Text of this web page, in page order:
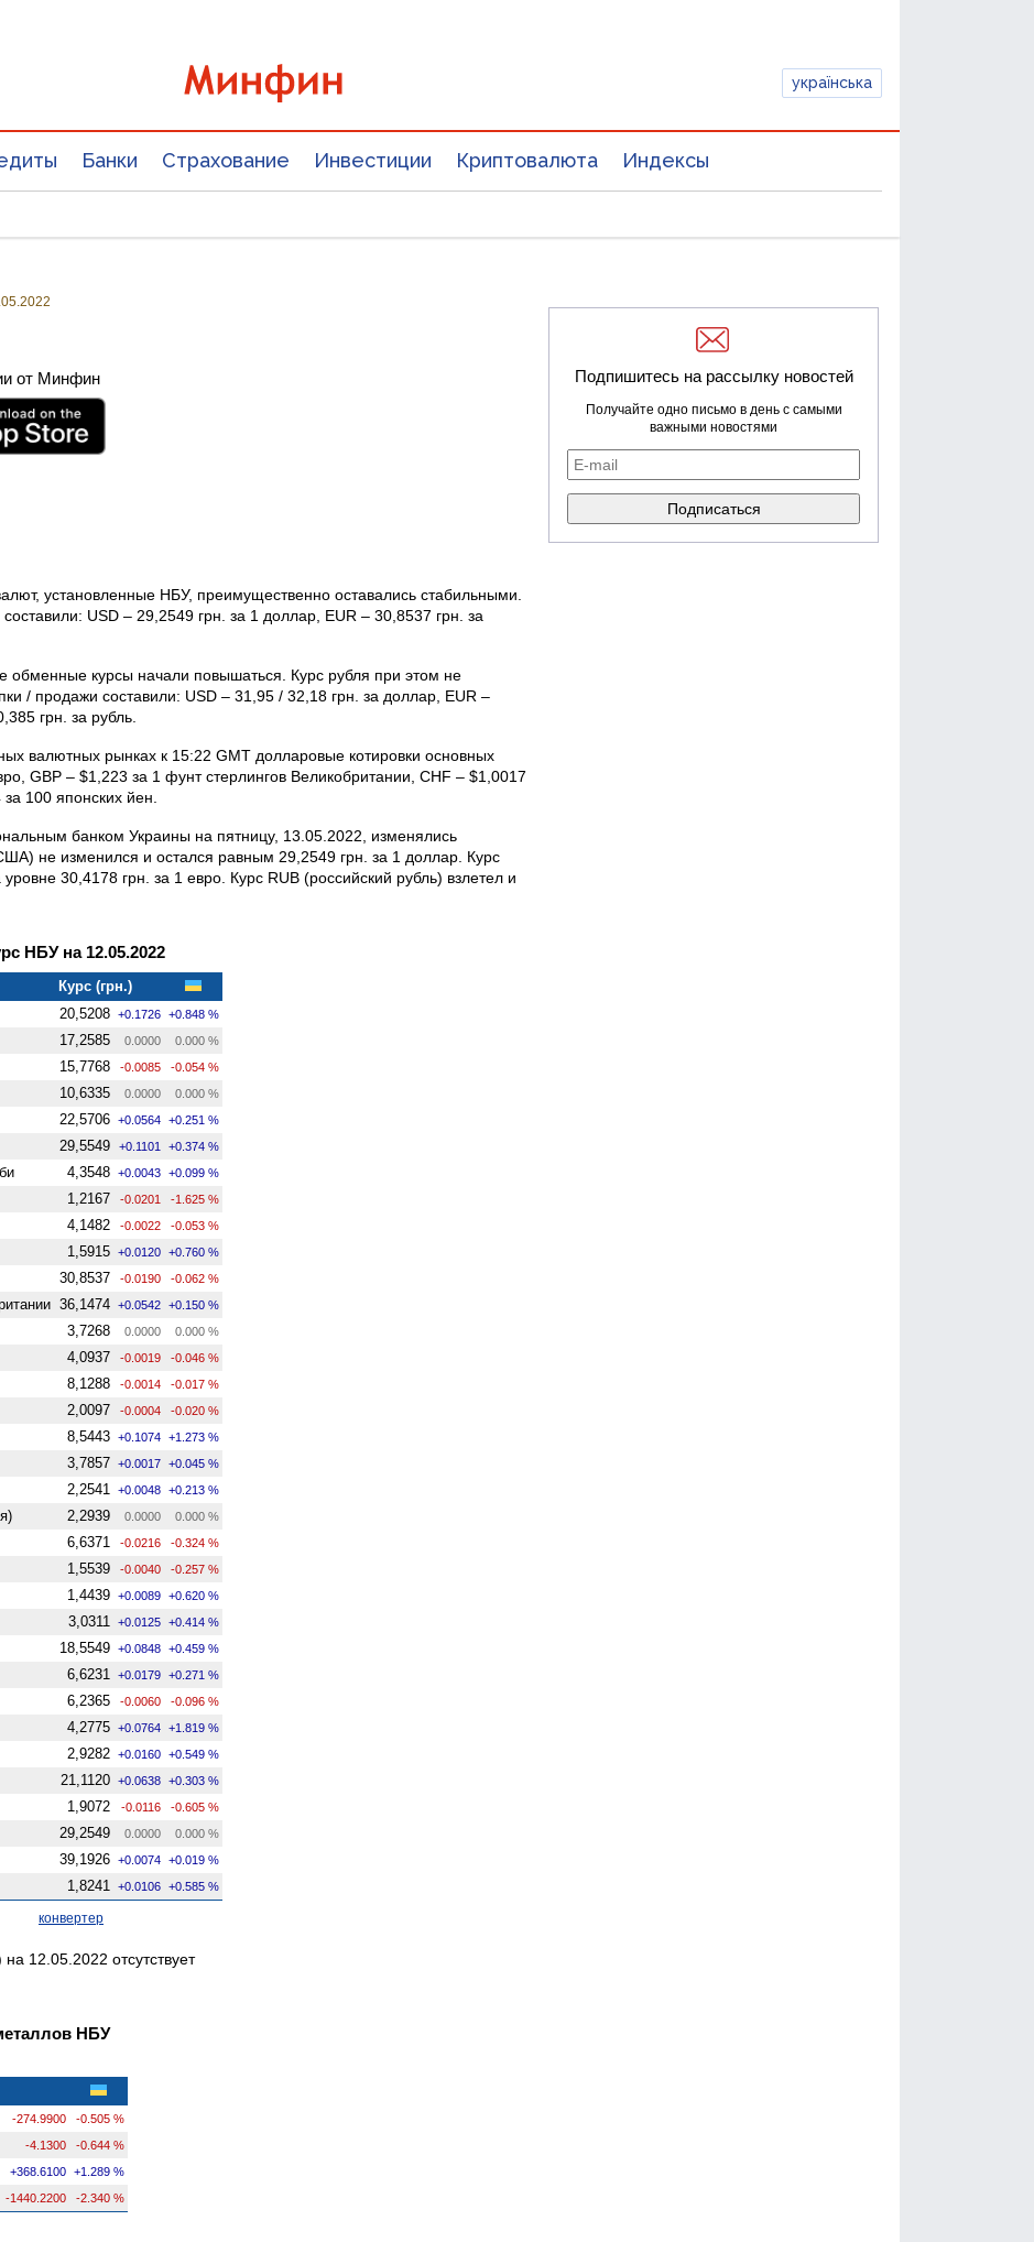
українська
Банки Страхование Инвестиции Криптовалюта Индексы
от Минфин
установленные НБУ, преимущественно оставались стабильными.
USD – 29,2549 грн. за 1 доллар, EUR – 30,8537 грн. за
обменные курсы начали повышаться. Курс рубля при этом не
/ продажи составили: USD – 31,95 / 32,18 грн. за доллар, EUR –
грн. за рубль.
валютных рынках к 15:22 GMT долларовые котировки основных
GBP – $1,223 за 1 фунт стерлингов Велико­британии, CHF – $1,0017
100 японских йен.
банком Украины на пятницу, 13.05.2022, изменялись
не изменился и остался равным 29,2549 грн. за 1 доллар. Курс
30,4178 грн. за 1 евро. Курс RUB (российский рубль) взлетел и
НБУ на 12.05.2022
Курс (грн.)
20,5208 +0.1726 +0.848 %
17,2585 0.0000 0.000 %
15,7768 -0.0085 -0.054 %
10,6335 0.0000 0.000 %
22,5706 +0.0564 +0.251 %
29,5549 +0.1101 +0.374 %
4,3548 +0.0043 +0.099 %
1,2167 -0.0201 -1.625 %
4,1482 -0.0022 -0.053 %
1,5915 +0.0120 +0.760 %
30,8537 -0.0190 -0.062 %
36,1474 +0.0542 +0.150 %
3,7268 0.0000 0.000 %
4,0937 -0.0019 -0.046 %
8,1288 -0.0014 -0.017 %
2,0097 -0.0004 -0.020 %
8,5443 +0.1074 +1.273 %
3,7857 +0.0017 +0.045 %
2,2541 +0.0048 +0.213 %
2,2939 0.0000 0.000 %
6,6371 -0.0216 -0.324 %
1,5539 -0.0040 -0.257 %
1,4439 +0.0089 +0.620 %
3,0311 +0.0125 +0.414 %
18,5549 +0.0848 +0.459 %
6,6231 +0.0179 +0.271 %
6,2365 -0.0060 -0.096 %
4,2775 +0.0764 +1.819 %
2,9282 +0.0160 +0.549 %
21,1120 +0.0638 +0.303 %
1,9072 -0.0116 -0.605 %
29,2549 0.0000 0.000 %
39,1926 +0.0074 +0.019 %
1,8241 +0.0106 +0.585 %
конвертер
12.05.2022 отсутствует
НБУ
-274.9900 -0.505 %
-4.1300 -0.644 %
+368.6100 +1.289 %
-1440.2200 -2.340 %
Подпишитесь на рассылку новостей
Получайте одно письмо в день с самыми
важными новостями